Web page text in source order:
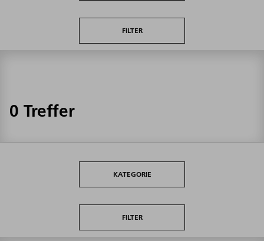
FILTER
0 Treffer
KATEGORIE
FILTER